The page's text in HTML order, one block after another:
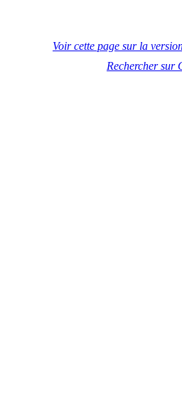
Voir cette page sur la
Rechercher sur